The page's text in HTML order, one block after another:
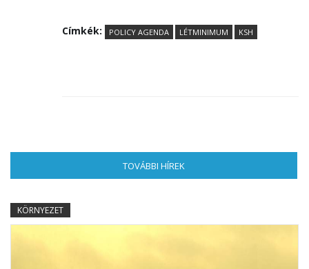
Címkék: POLICY AGENDA LÉTMINIMUM KSH
TOVÁBBI HÍREK
KÖRNYEZET